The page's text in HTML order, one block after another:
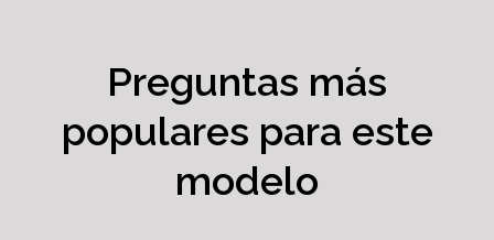
Preguntas más
populares para este
modelo